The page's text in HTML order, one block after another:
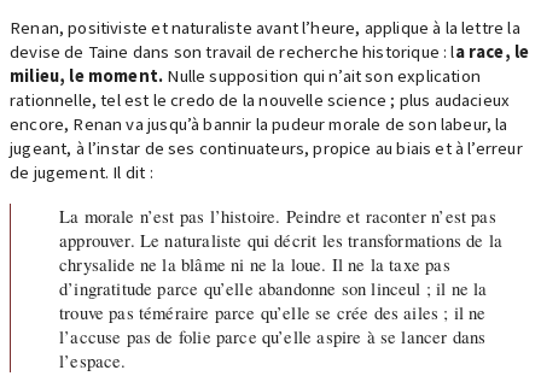
Renan, positiviste et naturaliste avant l’heure, applique à la lettre la
devise de Taine dans son travail de recherche historique : la race, le
milieu, le moment. Nulle supposition qui n’ait son explication
rationnelle, tel est le credo de la nouvelle science ; plus audacieux
encore, Renan va jusqu’à bannir la pudeur morale de son labeur, la
jugeant, à l’instar de ses continuateurs, propice au biais et à l’erreur
de jugement. Il dit :
La morale n’est pas l’histoire. Peindre et raconter n’est pas
approuver. Le naturaliste qui décrit les transformations de la
chrysalide ne la blâme ni ne la loue. Il ne la taxe pas
d’ingratitude parce qu’elle abandonne son linceul ; il ne la
trouve pas téméraire parce qu’elle se crée des ailes ; il ne
l’accuse pas de folie parce qu’elle aspire à se lancer dans
l’espace.